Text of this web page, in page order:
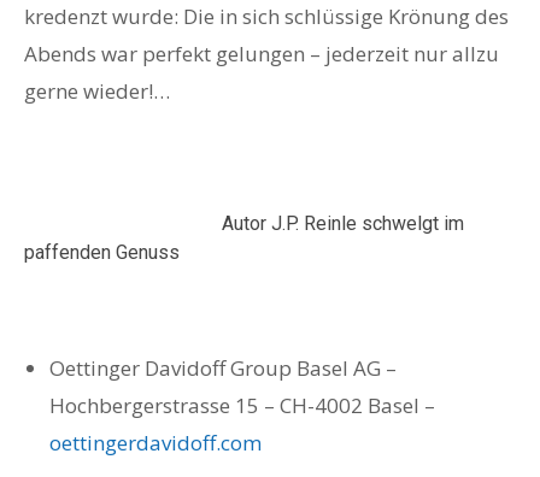
kredenzt wurde: Die in sich schlüssige Krönung des
Abends war perfekt gelungen – jederzeit nur allzu
gerne wieder!…
Autor J.P. Reinle schwelgt im
paffenden Genuss
Oettinger Davidoff Group Basel AG –
Hochbergerstrasse 15 – CH-4002 Basel –
oettingerdavidoff.com